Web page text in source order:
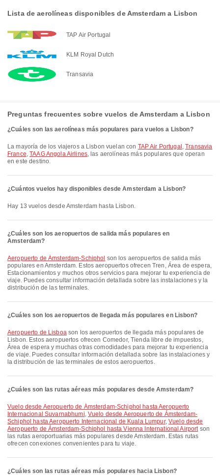
Lista de aerolíneas disponibles de Amsterdam a Lisbon
TAP Air Portugal
KLM Royal Dutch
Transavia
Preguntas frecuentes sobre vuelos de Amsterdam a Lisbon
¿Cuáles son las aerolíneas más populares para vuelos a Lisbon?
La mayoría de los viajeros a Lisbon vuelan con TAP Air Portugal ,Transavia
France,TAAG Angola Airlines, las aerolíneas más populares que operan
en este destino.
¿Cuántos vuelos hay disponibles desde Amsterdam a Lisbon?
Hay 13 vuelos desde Amsterdam hasta Lisbon.
¿Cuáles son los aeropuertos de salida más populares en
Amsterdam?
Aeropuerto de Ámsterdam-Schiphol son los aeropuertos de salida más
populares en Amsterdam. Estos aeropuertos ofrecen Tren, Área de espera,
Estacionamientos y muchos otros servicios para mejorar tu experiencia de
viaje. Puedes consultar información detallada sobre las instalaciones y la
distribución de las terminales.
¿Cuáles son los aeropuertos de llegada más populares en Lisbon?
Aeropuerto de Lisboason los aeropuertos de llegada más populares de
Lisbon. Estos aeropuertos ofrecen Comedor, Tienda libre de impuestos,
Área de espera y muchas otras comodidades para mejorar tu experiencia
de viaje. Puedes consultar información detallada sobre las instalaciones y
la distribución de las terminales de estos aeropuertos.
¿Cuáles son las rutas aéreas más populares desde Amsterdam?
Vuelo desde Aeropuerto de Ámsterdam-Schiphol hasta Aeropuerto
Internacional Suvarnabhumi, Vuelo desde Aeropuerto de Ámsterdam-
Schiphol hasta Aeropuerto Internacional de Kuala Lumpur, Vuelo desde
Aeropuerto de Ámsterdam-Schiphol hasta Vienna International Airportson
las rutas aeroportuarias más populares desde Amsterdam. Estas rutas
ofrecen conexiones convenientes para tu viaje.
¿Cuáles son las rutas aéreas más populares hacia Lisbon?